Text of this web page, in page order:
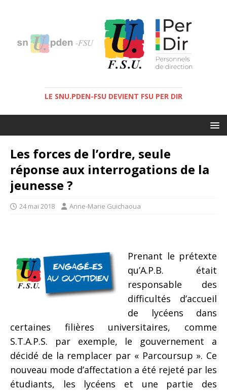
LE SNU.PDEN-FSU DEVIENT FSU PER DIR
Les forces de l’ordre, seule
réponse aux interrogations de la
jeunesse ?
24 mai 2018 Anne-Marie Guichaoua
Prenant le prétexte
qu’A.P.B. était
responsable des
difficultés d’accueil
de lycéens dans
certaines filières universitaires, comme
S.T.A.P.S. par exemple, le gouvernement a
décidé de la remplacer par « Parcoursup ». Ce
nouveau mode d’affectation a été rejeté par les
étudiants, les lycéens et une partie des